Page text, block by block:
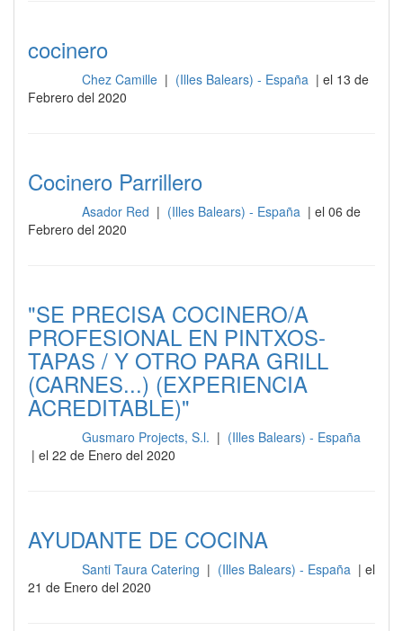
cocinero
Chez Camille | (Illes Balears) - España | el 13 de
Febrero del 2020
Cocinero Parrillero
Asador Red | (Illes Balears) - España | el 06 de
Febrero del 2020
"SE PRECISA COCINERO/A
PROFESIONAL EN PINTXOS-
TAPAS / Y OTRO PARA GRILL
(CARNES...) (EXPERIENCIA
ACREDITABLE)"
Gusmaro Projects, S.l. | (Illes Balears) - España
| el 22 de Enero del 2020
AYUDANTE DE COCINA
Santi Taura Catering | (Illes Balears) - España | el
21 de Enero del 2020